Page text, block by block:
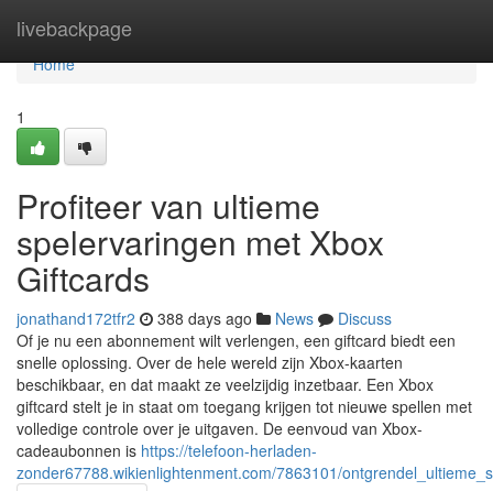
livebackpage
Home
Home
1
Profiteer van ultieme
spelervaringen met Xbox
Giftcards
jonathand172tfr2 388 days ago News
Discuss
Of je nu een abonnement wilt verlengen, een giftcard biedt een
snelle oplossing. Over de hele wereld zijn Xbox-kaarten
beschikbaar, en dat maakt ze veelzijdig inzetbaar. Een Xbox
giftcard stelt je in staat om toegang krijgen tot nieuwe spellen met
volledige controle over je uitgaven. De eenvoud van Xbox-
cadeaubonnen is https://telefoon-herladen-
zonder67788.wikienlightenment.com/7863101/